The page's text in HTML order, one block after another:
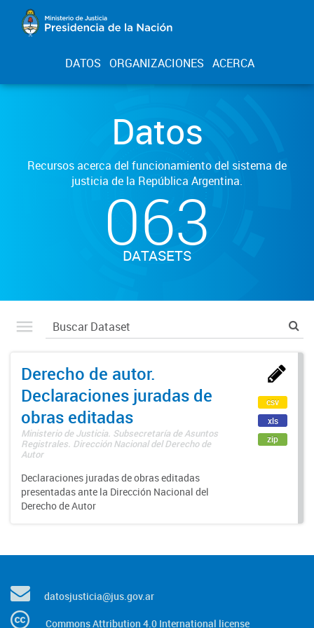
DATOS ORGANIZACIONES ACERCA
Datos
Recursos acerca del funcionamiento del sistema de
justicia de la República Argentina.
063
DATASETS
Derecho de autor.
Declaraciones juradas de
obras editadas
Ministerio de Justicia. Subsecretaría de Asuntos
Registrales. Dirección Nacional del Derecho de
Autor
Declaraciones juradas de obras editadas
presentadas ante la Dirección Nacional del
Derecho de Autor
csv
xls
zip
datosjusticia@jus.gov.ar
Commons Attribution 4.0 International license